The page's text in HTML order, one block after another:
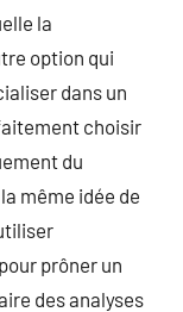
la
option qui
dans un
choisir
du
même idée de
prôner un
des analyses